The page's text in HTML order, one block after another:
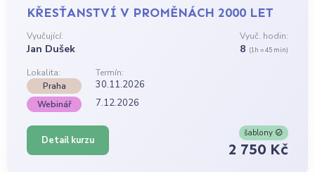
KŘESŤANSTVÍ V PROMĚNÁCH 2000 LET
Vyučující:
Jan Dušek
Vyuč. hodin:
8 (1h = 45 min)
Lokalita:
Termín:
Praha
30.11.2026
Webinář 7.12.2026
Detail kurzu
šablony
2 750 Kč